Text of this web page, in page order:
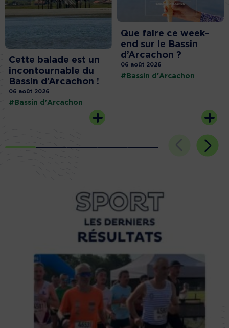
Cette balade est un
incontournable du
Bassin d’Arcachon !
06 août 2026
#Bassin d'Arcachon
Que faire ce week-
end sur le Bassin
d’Arcachon ?
06 août 2026
#Bassin d'Arcachon